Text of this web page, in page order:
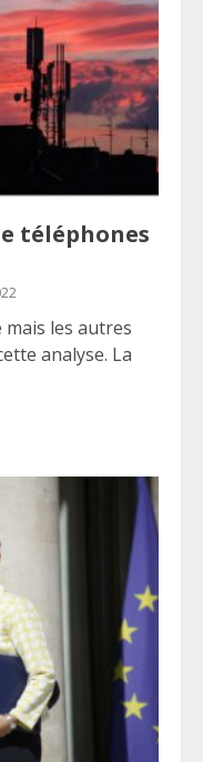
téléphones
mais les autres
analyse. La